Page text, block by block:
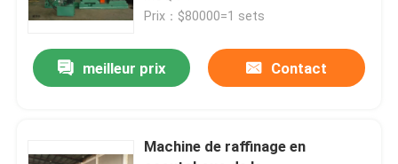
Prix：$80000=1 sets
meilleur prix Contact
Machine de raffinage en